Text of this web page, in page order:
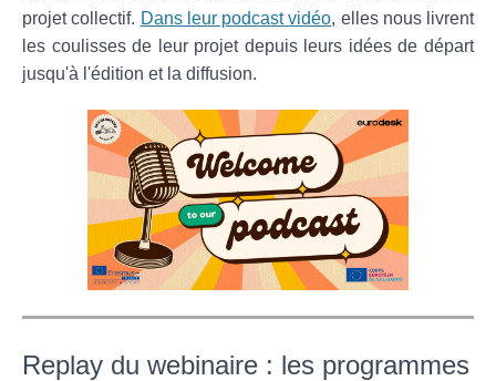
projet collectif. Dans leur podcast vidéo, elles nous livrent
les coulisses de leur projet depuis leurs idées de départ
jusqu'à l'édition et la diffusion.
Replay du webinaire : les programmes